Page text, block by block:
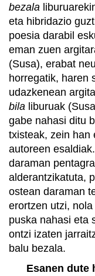
bezala
eta hibridazio
poesia darabil
eman zuen
(Susa), erabat
horregatik, haren
udazkenean
bila liburuak
gabe nahasi ditu
txisteak, zein han
autoreen
daraman
alderantzikatuta,
ostean daraman
erortzen utzi,
puska nahasi eta
ontzi izaten
balu bezala.
Esanen dute